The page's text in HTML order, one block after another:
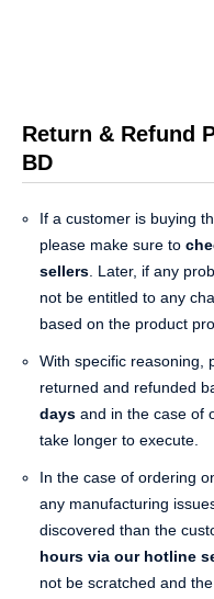
Return & Refund
BD
If a customer is buying
please make sure to
sellers . Later, if any
not be entitled to any
based on the product
With specific reasoning,
returned and refunded
days and in the case of
take longer to execute.
In the case of ordering
any manufacturing
discovered than the
hours via our hotline
not be scratched and